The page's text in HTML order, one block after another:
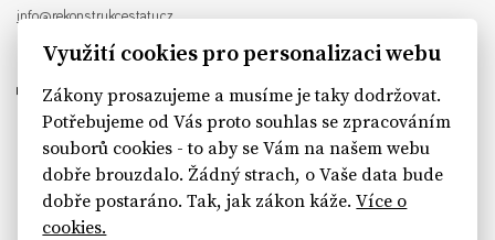
info@rekonstrukcestatu.cz
Návrh a vývoj: Sinfin , ilustrace:
sinfin.digital
Využití cookies pro personalizaci webu
Zákony prosazujeme a musíme je taky dodržovat.
Potřebujeme od Vás proto souhlas se zpracováním
souborů cookies - to aby se Vám na našem webu
dobře brouzdalo. Žádný strach, o Vaše data bude
dobře postaráno. Tak, jak zákon káže.Více o
cookies.